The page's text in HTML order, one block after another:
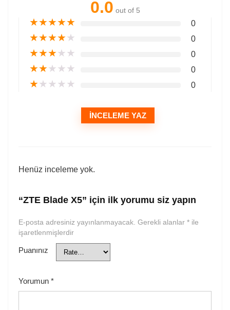
0.0 out of 5
★★★★★ 0
★★★★★ 0
★★★★★ 0
★★★★★ 0
★★★★★ 0
İNCELEME YAZ
Henüz inceleme yok.
“ZTE Blade X5” için ilk yorumu siz yapın
E-posta adresiniz yayınlanmayacak. Gerekli alanlar * ile
işaretlenmişlerdir
Puanınız
Yorumun *